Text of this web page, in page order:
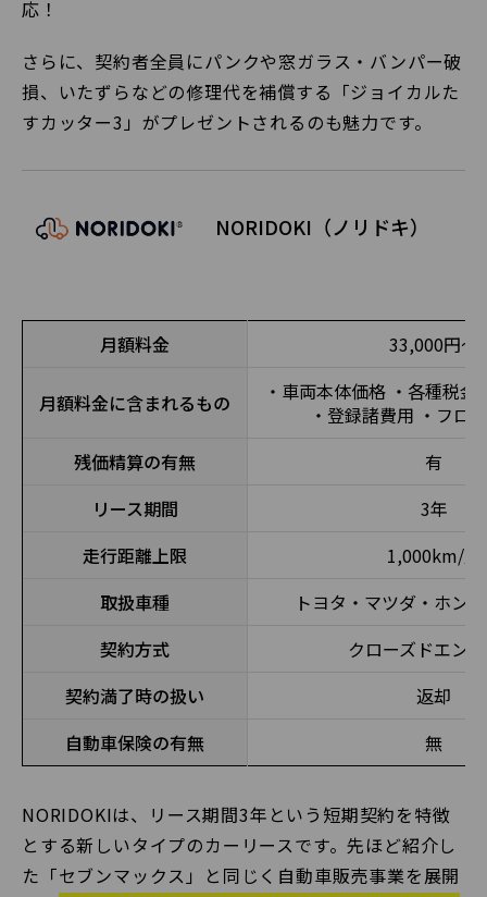
応！
さらに、契約者全員にパンクや窓ガラス・バンパー破
損、いたずらなどの修理代を補償する「ジョイカルた
すカッター3」がプレゼントされるのも魅力です。
NORIDOKI（ノリドキ）
月額料金 33,000円〜
月額料金に含まれるもの
・車両本体価格 ・各種税金
・登録諸費用 ・フロ
残価精算の有無
有
リース期間
3年
走行距離上限
1,000km/月
取扱車種
トヨタ・マツダ・ホン
契約方式
クローズドエン
契約満了時の扱い
返却
自動車保険の有無
無
NORIDOKIは、リース期間3年という短期契約を特徴
とする新しいタイプのカーリースです。先ほど紹介し
た「セブンマックス」と同じく自動車販売事業を展開